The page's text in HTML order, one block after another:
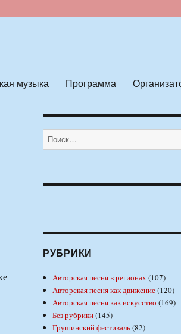
музыка Программа
Искать:
РУБРИКИ
Авторская песня в регионах(107)
Авторская песня как движение(120)
Авторская песня как искусство (169)
Без рубрики(145)
Грушинский фестиваль(82)